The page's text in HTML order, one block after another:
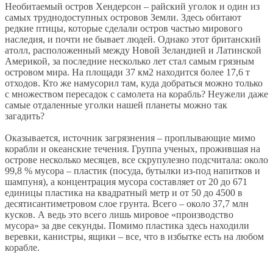
Необитаемый остров Хендерсон – райский уголок и один из
самых труднодоступных островов Земли. Здесь обитают
редкие птицы, которые сделали остров частью мирового
наследия, и почти не бывает людей. Однако этот британский
атолл, расположенный между Новой Зеландией и Латинской
Америкой, за последние несколько лет стал самым грязным
островом мира. На площади 37 км2 находится более 17,6 т
отходов. Кто же намусорил там, куда добраться можно только
с множеством пересадок с самолета на корабль? Неужели даже
самые отдаленные уголки нашей планеты можно так
загадить?
Оказывается, источник загрязнения – проплывающие мимо
корабли и океанские течения. Группа ученых, прожившая на
острове несколько месяцев, все скрупулезно подсчитала: около
99,8 % мусора – пластик (посуда, бутылки из-под напитков и
шампуня), а концентрация мусора составляет от 20 до 671
единицы пластика на квадратный метр и от 50 до 4500 в
десятисантиметровом слое грунта. Всего – около 37,7 млн
кусков. А ведь это всего лишь мировое «производство
мусора» за две секунды. Помимо пластика здесь находили
веревки, канистры, ящики – все, что в избытке есть на любом
корабле.